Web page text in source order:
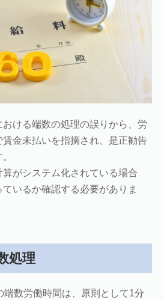
ける端数の処理の誤りから、労
金未払いを指摘され、是正勧告
がシステム化されている場合
いるか確認する必要がありま
処理
端数労働時間は、原則として1分